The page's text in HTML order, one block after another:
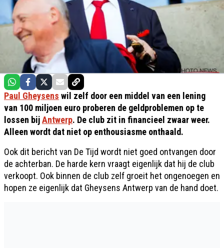
Paul Gheysens wil zelf door een middel van een lening
van 100 miljoen euro proberen de geldproblemen op te
lossen bijAntwerp. De club zit in financieel zwaar weer.
Alleen wordt dat niet op enthousiasme onthaald.
Ook dit bericht van De Tijd wordt niet goed ontvangen door
de achterban. De harde kern vraagt eigenlijk dat hij de club
verkoopt. Ook binnen de club zelf groeit het ongenoegen en
hopen ze eigenlijk dat Gheysens Antwerp van de hand doet.